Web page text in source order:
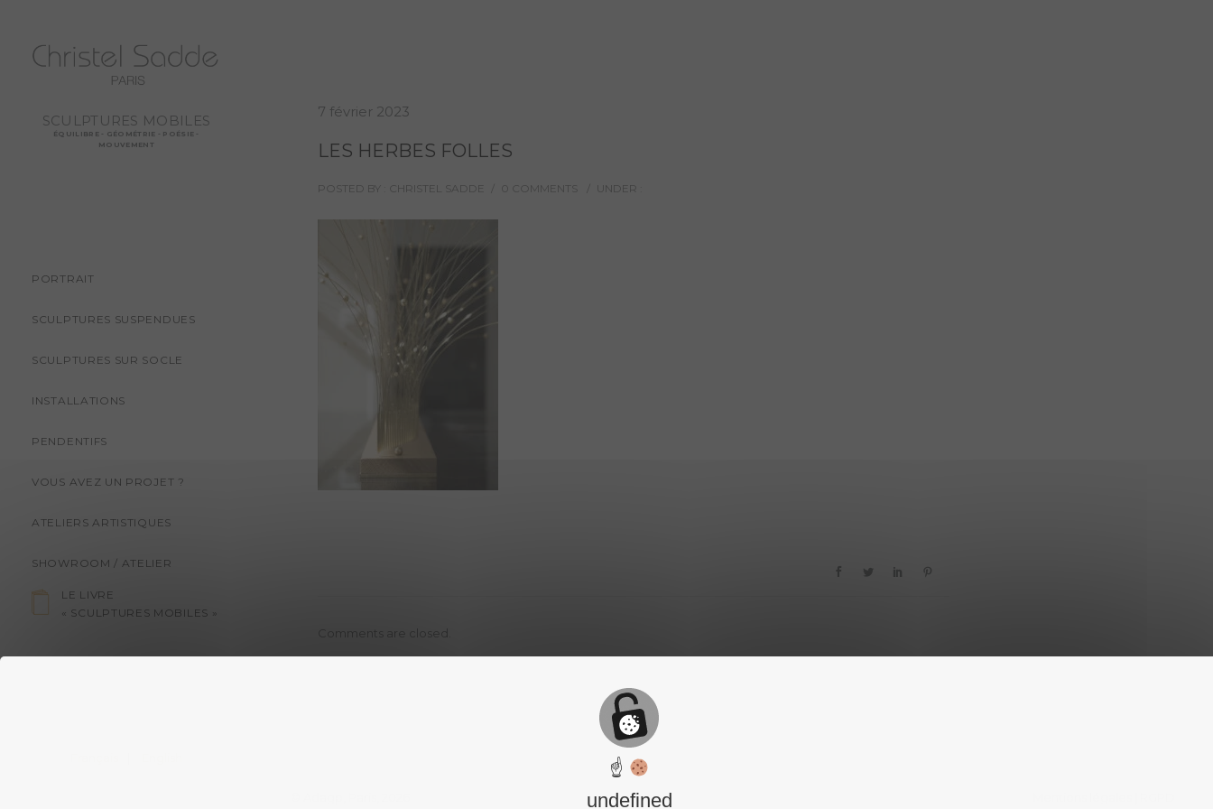
SCULPTURES MOBILES
ÉQUILIBRE - GÉOMÉTRIE - POÉSIE -
MOUVEMENT
PORTRAIT
SCULPTURES SUSPENDUES
SCULPTURES SUR SOCLE
INSTALLATIONS
PENDENTIFS
VOUS AVEZ UN PROJET ?
ATELIERS ARTISTIQUES
SHOWROOM / ATELIER
LE LIVRE
« SCULPTURES MOBILES »
7 février 2023
LES HERBES FOLLES
POSTED BY : CHRISTEL SADDE 0 COMMENTS UNDER :
Comments are closed.
☝
undefined